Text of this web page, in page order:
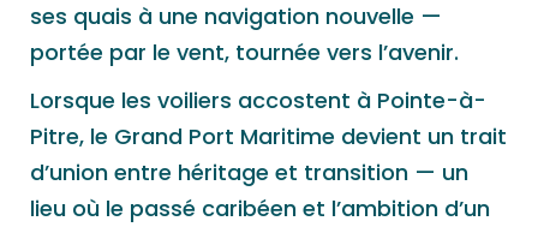
ses quais à une navigation nouvelle —
portée par le vent, tournée vers l’avenir.
Lorsque les voiliers accostent à Pointe-à-
Pitre, le Grand Port Maritime devient un trait
d’union entre héritage et transition — un
lieu où le passé caribéen et l’ambition d’un